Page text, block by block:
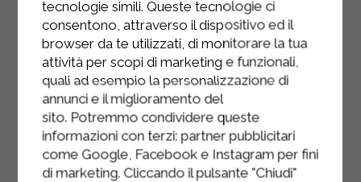
Estrarre le madeleines delicatamente
dagli stampini e far raffreddare su
una gratella.
tecnologie simili. Queste tecnologie ci
consentono, attraverso il dispositivo ed il
browser da te utilizzati, di monitorare la tua
attività per scopi di marketing e funzionali,
quali ad esempio la personalizzazione di
annunci e il miglioramento del
sito. Potremmo condividere queste
informazioni con terzi: partner pubblicitari
come Google, Facebook e Instagram per fini
di marketing. Cliccando il pulsante "Chiudi"